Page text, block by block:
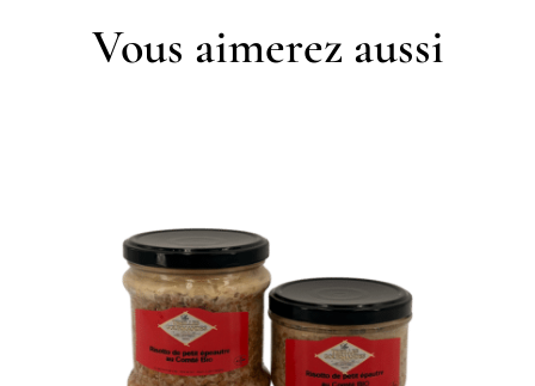
Vous aimerez aussi